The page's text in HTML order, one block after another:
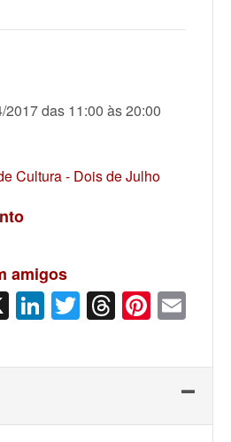
das 11:00 às 20:00
Cultura - Dois de Julho
amigos
X LinkedIn
Twitter
Threads